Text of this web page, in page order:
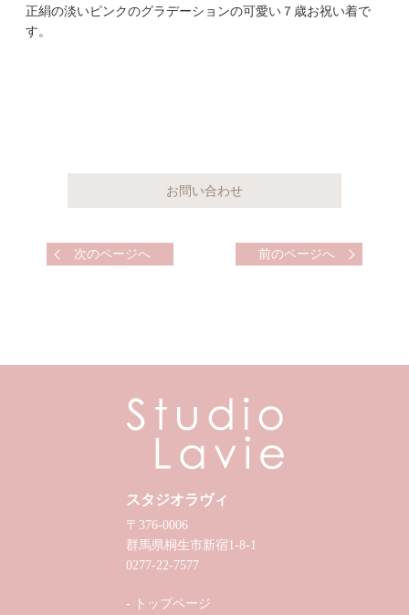
正絹の淡いピンクのグラデーションの可愛い７歳お祝い着で
す。
次のページへ 前のページへ
スタジオラヴィ
〒376-0006
群馬県桐生市新宿1-8-1
0277-22-7577
トップページ